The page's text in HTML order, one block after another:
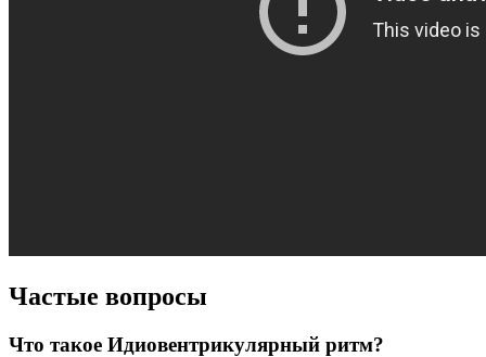
Частые вопросы
Что такое Идиовентрикулярный ритм?